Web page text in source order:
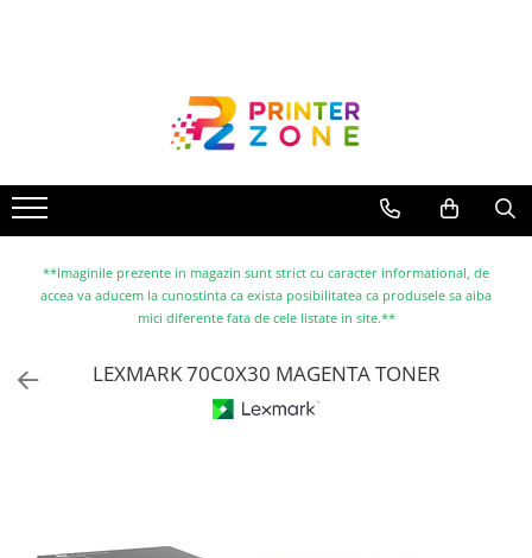
Imprimante cu jet
Multifunctionale laser
Multifunctionale cu jet
Imprimante etichete
Scanere
**Imaginile prezente in magazin sunt strict cu caracter informational, de
accea va aducem la cunostinta ca exista posibilitatea ca produsele sa aiba
mici diferente fata de cele listate in site.**
LEXMARK 70C0X30 MAGENTA TONER